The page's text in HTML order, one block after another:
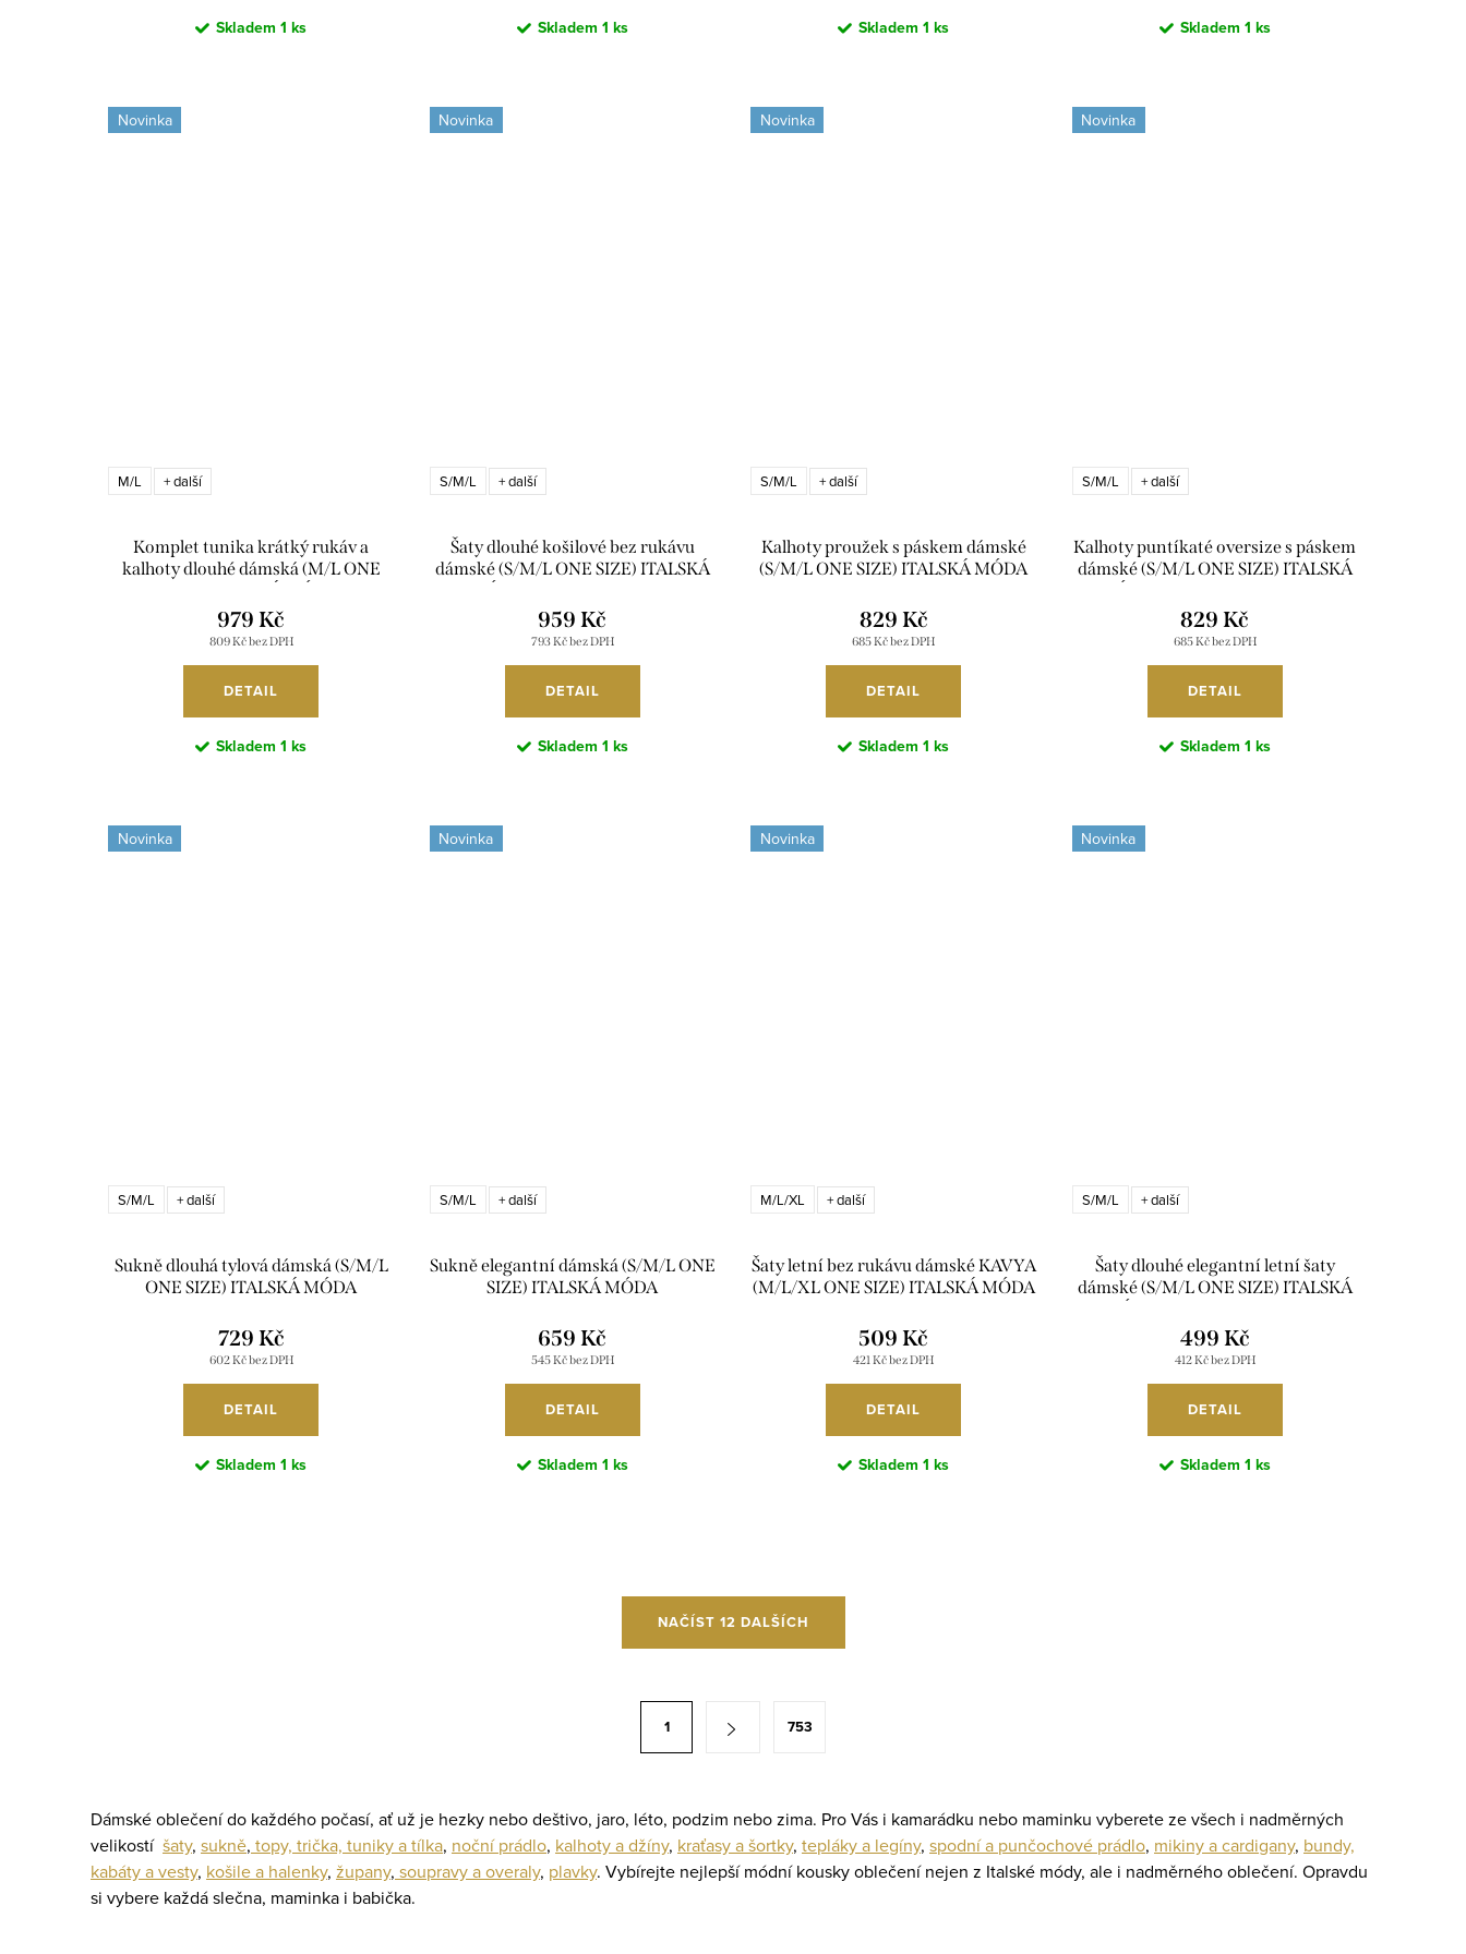
Skladem1 ks Skladem 1 ks Skladem1 ks Skladem 1 ks
Novinka
M/L + další
Komplet tunika krátký rukáv a
kalhoty dlouhé dámská (M/L ONE
IMPLU268422/DUR
809 Kč bez DPH
979 Kč
DETAIL
Skladem1 ks
Novinka
S/M/L + další
Šaty dlouhé košilové bez rukávu
dámské (S/M/L ONE SIZE) ITALSKÁ
793 Kč bez DPH
959 Kč
DETAIL
Skladem 1 ks
Novinka
S/M/L + další
Kalhoty proužek s páskem dámské
(S/M/L ONE SIZE) ITALSKÁ MÓDA
685 Kč bez DPH
829 Kč
DETAIL
Skladem1 ks
Novinka
S/M/L + další
Kalhoty puntíkaté oversize s páskem
dámské (S/M/L ONE SIZE) ITALSKÁ
685 Kč bez DPH
829 Kč
DETAIL
Skladem 1 ks
Novinka
S/M/L + další
Sukně dlouhá tylová dámská (S/M/L
ONE SIZE) ITALSKÁ MÓDA
602 Kč bez DPH
729 Kč
DETAIL
Skladem1 ks
Novinka
S/M/L + další
Sukně elegantní dámská (S/M/L ONE
SIZE) ITALSKÁ MÓDA
545 Kč bez DPH
659 Kč
DETAIL
Skladem 1 ks
Novinka
M/L/XL + další
Šaty letní bez rukávu dámské KAVYA
(M/L/XL ONE SIZE) ITALSKÁ MÓDA
421 Kč bez DPH
509 Kč
DETAIL
Skladem1 ks
Novinka
S/M/L + další
Šaty dlouhé elegantní letní šaty
dámské (S/M/L ONE SIZE) ITALSKÁ
412 Kč bez DPH
499 Kč
DETAIL
Skladem 1 ks
c
í
p
NAČÍST 12 DALŠÍCH
n
k
o
1 753
Dámské oblečení do každého počasí, ať už je hezky nebo deštivo, jaro, léto, podzim nebo zima. Pro Vás i kamarádku nebo maminku vyberete ze všech i nadměrných
velikostí šaty, sukně, topy, trička, tuniky a tílka, noční prádlo, kalhoty a džíny, kraťasy a šortky, tepláky a legíny, spodní a punčochové prádlo, mikiny a cardigany, bundy,
kabáty a vesty, košile a halenky, župany, soupravy a overaly, plavky. Vybírejte nejlepší módní kousky oblečení nejen z Italské módy, ale i nadměrného oblečení. Opravdu
si vybere každá slečna, maminka i babička.